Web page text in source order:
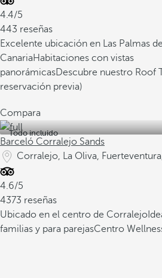
4.4/5
443 reseñas
Excelente ubicación en Las Palmas
CanariaHabitaciones con vistas
panorámicasDescubre nuestro Roof
reservación previa)
Compara
Todo incluido
Barceló Corralejo Sands
Corralejo, La Oliva,
4.6/5
4373 reseñas
Ubicado en el centro de Corralejo
familias y para parejasCentro